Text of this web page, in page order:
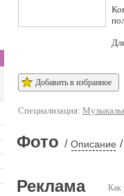
Добавить в избранное
Специализация:
Фото / Описание /
Как
Реклама